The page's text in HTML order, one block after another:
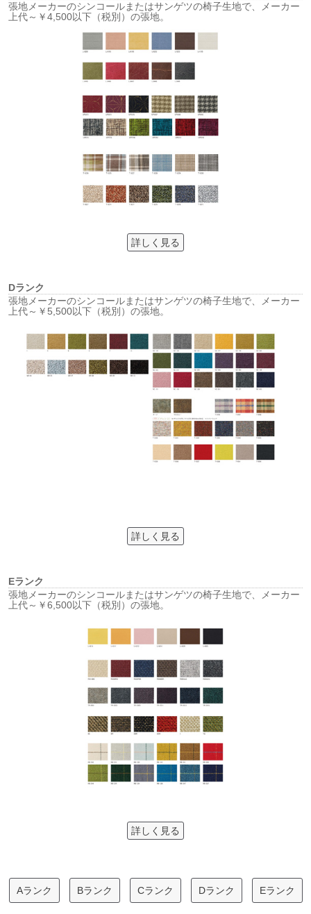
張地メーカーのシンコールまたはサンゲツの椅子生地で、メーカー
上代～￥4,500以下（税別）の張地。
詳しく見る
Dランク
張地メーカーのシンコールまたはサンゲツの椅子生地で、メーカー
上代～￥5,500以下（税別）の張地。
詳しく見る
Eランク
張地メーカーのシンコールまたはサンゲツの椅子生地で、メーカー
上代～￥6,500以下（税別）の張地。
詳しく見る
Aランク Bランク Cランク Dランク Eランク